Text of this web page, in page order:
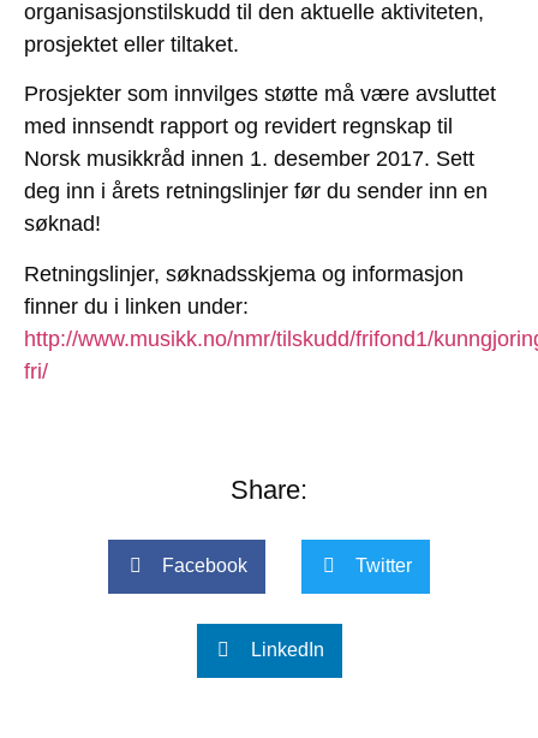
organisasjonstilskudd til den aktuelle aktiviteten,
prosjektet eller tiltaket.
Prosjekter som innvilges støtte må være avsluttet
med innsendt rapport og revidert regnskap til
Norsk musikkråd innen 1. desember 2017. Sett
deg inn i årets retningslinjer før du sender inn en
søknad!
Retningslinjer, søknadsskjema og informasjon
finner du i linken under:
http://www.musikk.no/nmr/tilskudd/frifond1/
fri/
Share:
Facebook Twitter
LinkedIn